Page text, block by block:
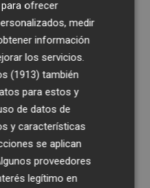
ofrecer
medir
información
los servicios.
(1913) también
para estos y
de datos de
y características
se aplican
proveedores
legítimo en